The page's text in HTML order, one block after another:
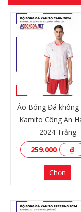
Áo Bóng Đá không
Kamito Công An
2024 Trắng
259.000
₫
Chọn